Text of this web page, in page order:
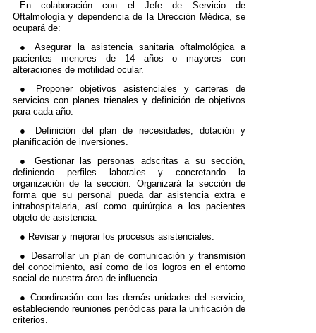
En colaboración con el Jefe de Servicio de
Oftalmología y dependencia de la Dirección Médica, se
ocupará de:
● Asegurar la asistencia sanitaria oftalmológica a
pacientes menores de 14 años o mayores con
alteraciones de motilidad ocular.
● Proponer objetivos asistenciales y carteras de
servicios con planes trienales y definición de objetivos
para cada año.
● Definición del plan de necesidades, dotación y
planificación de inversiones.
● Gestionar las personas adscritas a su sección,
definiendo perfiles laborales y concretando la
organización de la sección. Organizará la sección de
forma que su personal pueda dar asistencia extra e
intrahospitalaria, así como quirúrgica a los pacientes
objeto de asistencia.
● Revisar y mejorar los procesos asistenciales.
● Desarrollar un plan de comunicación y transmisión
del conocimiento, así como de los logros en el entorno
social de nuestra área de influencia.
● Coordinación con las demás unidades del servicio,
estableciendo reuniones periódicas para la unificación de
criterios.